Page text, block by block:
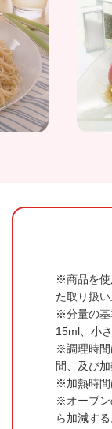
商品を
た取り扱
分量の
15ml、小
調理時
間、及び
加熱時
オーブ
ら加減する